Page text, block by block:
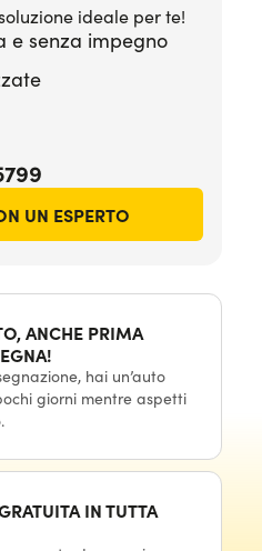
ideale per te!
e senza impegno
UN ESPERTO
ANCHE PRIMA
hai un’auto
giorni mentre aspetti
IN TUTTA